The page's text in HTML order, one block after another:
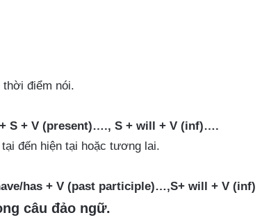
điểm nói.
S + V (present)…., S + will + V (inf)….
đến hiện tại hoặc tương lai.
has + V (past participle)…,S+ will + V (inf)
câu đảo ngữ.